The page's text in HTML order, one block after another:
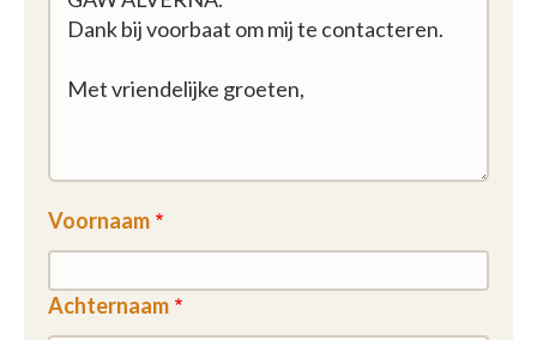
bewoner:
De bewoners van assistentiewoningen genieten in
hun woning van de grootst mogelijke vrijheid, zoals
GAW:
Via de gebruikersraad, woonassistent en
klachtenbehandelaar wil de GAW haar bewoners zo
Voornaam
Achternaam